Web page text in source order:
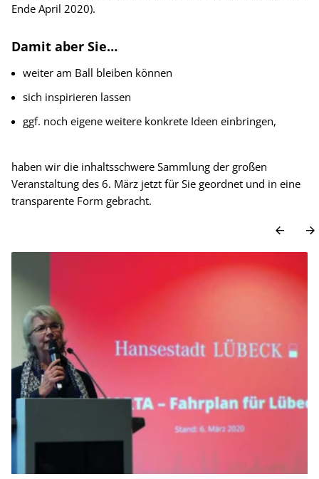
Ende April 2020).
Damit aber Sie…
weiter am Ball bleiben können
sich inspirieren lassen
ggf. noch eigene weitere konkrete Ideen einbringen,
haben wir die inhaltsschwere Sammlung der großen
Veranstaltung des 6. März jetzt für Sie geordnet und in eine
transparente Form gebracht.